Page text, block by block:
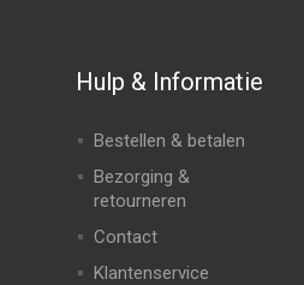
Hulp & Informatie
Bestellen & betalen
Bezorging &
retourneren
Contact
Klantenservice